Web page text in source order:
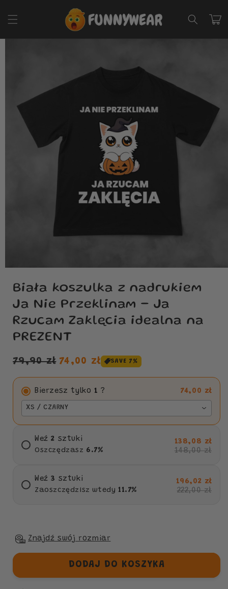
treści
Koszyk
Biała koszulka z nadrukiem
Ja Nie Przeklinam - Ja
Rzucam Zaklęcia idealna na
PREZENT
Cena
regularna
74,00 zł
Cena
sprzedaży
79,90 zł SAVE 7%
Bierzesz tylko 1 ? 74,00 zł
XS / CZARNY
Weź 2 sztuki
Oszczędzasz 6.7%
138,08 zł
148,00 zł
Weź 3 sztuki
Zaoszczędzisz wtedy 11.7%
196,02 zł
222,00 zł
Znajdź swój rozmiar
DODAJ DO KOSZYKA